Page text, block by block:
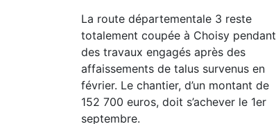
La route départementale 3 reste
totalement coupée à Choisy pendant
des travaux engagés après des
affaissements de talus survenus en
février. Le chantier, d’un montant de
152 700 euros, doit s’achever le 1er
septembre.